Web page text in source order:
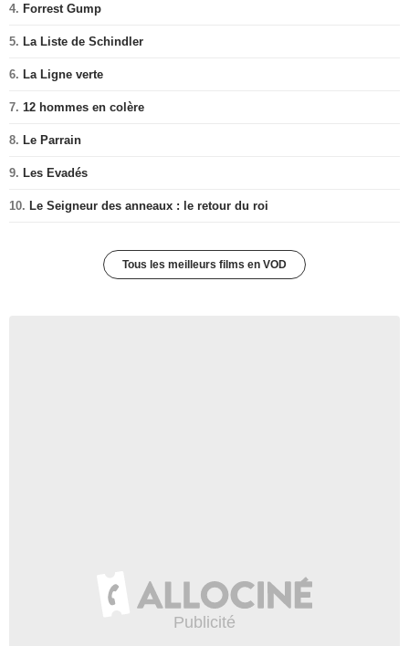
4. Forrest Gump
5. La Liste de Schindler
6. La Ligne verte
7. 12 hommes en colère
8. Le Parrain
9. Les Evadés
10. Le Seigneur des anneaux : le retour du roi
Tous les meilleurs films en VOD